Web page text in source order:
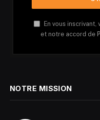
En vous
et notre accord de
NOTRE MISSION